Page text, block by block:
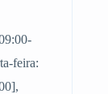
feira: